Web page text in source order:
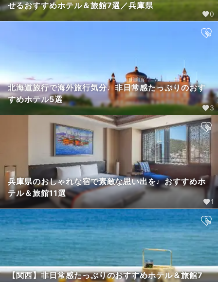
せるおすすめホテル＆旅館7選／兵庫県
0
北海道旅行で海外旅行気分♩非日常感たっぷりのおす
すめホテル5選
3
兵庫県のおしゃれな宿で素敵な思い出を♩おすすめホ
テル＆旅館11選
1
【関西】非日常感たっぷりのおすすめホテル＆旅館7